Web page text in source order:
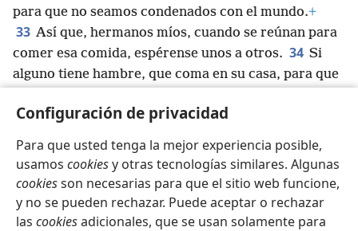
Configuración de privacidad
Para que usted tenga la mejor experiencia posible,
usamos cookiesy otras tecnologías similares. Algunas
cookiesson necesarias para que el sitio web funcione,
y no se pueden rechazar. Puede aceptar o rechazar
las cookiesadicionales, que se usan solamente para
para que no seamos condenados con el mundo.+
33 Así que, hermanos míos, cuando se reúnan para
comer esa comida, espérense unos a otros. 34 Si
alguno tiene hambre, que coma en su casa, para que
los demás asuntos, los pondré en orden cuando
llegue allá.
Español Compartir Configuración